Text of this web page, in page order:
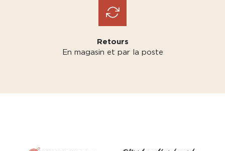
Retours
En magasin et par la poste